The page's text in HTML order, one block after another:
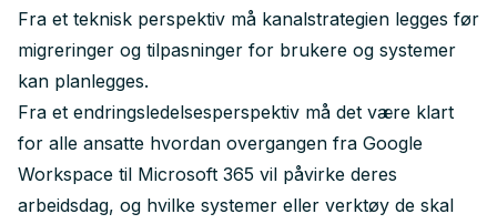
Fra et teknisk perspektiv må kanalstrategien legges før
migreringer og tilpasninger for brukere og systemer
kan planlegges.
Fra et endringsledelsesperspektiv må det være klart
for alle ansatte hvordan overgangen fra Google
Workspace til Microsoft 365 vil påvirke deres
arbeidsdag, og hvilke systemer eller verktøy de skal